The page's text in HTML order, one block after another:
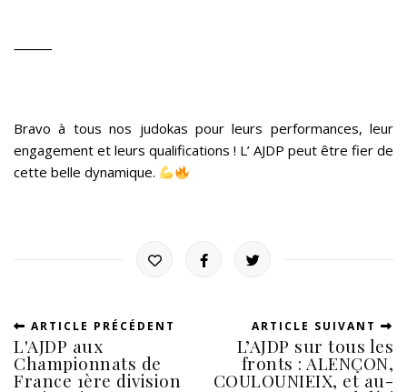
⸻
Bravo à tous nos judokas pour leurs performances, leur
engagement et leurs qualifications ! L’ AJDP peut être fier de
cette belle dynamique.
ARTICLE PRÉCÉDENT
L'AJDP aux
Championnats de
France 1ère division
ARTICLE SUIVANT
L’AJDP sur tous les
fronts : ALENÇON,
COULOUNIEIX, et au-